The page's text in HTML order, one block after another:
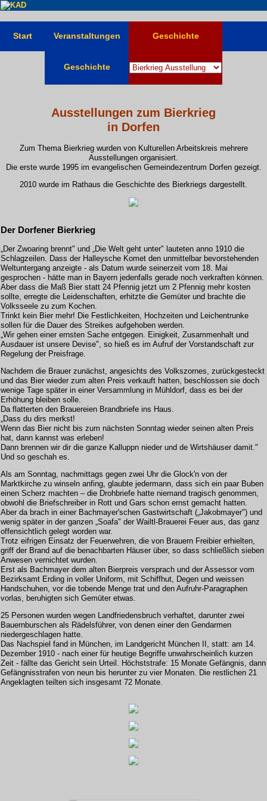
Start Veranstaltungen Geschichte
Geschichte
Ausstellungen zum Bierkrieg
in Dorfen
Zum Thema Bierkrieg wurden von Kulturellen Arbeitskreis mehrere
Ausstellungen organisiert.
Die erste wurde 1995 im evangelischen Gemeindezentrum Dorfen gezeigt.
2010 wurde im Rathaus die Geschichte des Bierkriegs dargestellt.
Der Dorfener Bierkrieg
„Der Zwoaring brennt" und „Die Welt geht unter" lauteten anno 1910 die
Schlagzeilen. Dass der Halleysche Komet den unmittelbar bevorstehenden
Weltuntergang anzeigte - als Datum wurde seinerzeit vom 18. Mai
gesprochen - hätte man in Bayern jedenfalls gerade noch verkraften können.
Aber dass die Maß Bier statt 24 Pfennig jetzt um 2 Pfennig mehr kosten
sollte, erregte die Leidenschaften, erhitzte die Gemüter und brachte die
Volksseele zu zum Kochen.
Trinkt kein Bier mehr! Die Festlichkeiten, Hochzeiten und Leichentrunke
sollen für die Dauer des Streikes aufgehoben werden.
„Wir gehen einer ernsten Sache entgegen. Einigkeit, Zusammenhalt und
Ausdauer ist unsere Devise", so hieß es im Aufruf der Vorstandschaft zur
Regelung der Preisfrage.
Nachdem die Brauer zunächst, angesichts des Volkszornes, zurückgesteckt
und das Bier wieder zum alten Preis verkauft hatten, beschlossen sie doch
wenige Tage später in einer Versammlung in Mühldorf, dass es bei der
Erhöhung bleiben solle.
Da flatterten den Brauereien Brandbriefe ins Haus.
„Dass du dirs merkst!
Wenn das Bier nicht bis zum nächsten Sonntag wieder seinen alten Preis
hat, dann kannst was erleben!
Dann brennen wir dir die ganze Kalluppn nieder und de Wirtshäuser damit."
Und so geschah es.
Als am Sonntag, nachmittags gegen zwei Uhr die Glock'n von der
Marktkirche zu winseln anfing, glaubte jedermann, dass sich ein paar Buben
einen Scherz machten – die Drohbriefe hatte niemand tragisch genommen,
obwohl die Briefschreiber in Rott und Gars schon ernst gemacht hatten.
Aber da brach in einer Bachmayer'schen Gastwirtschaft („Jakobmayer") und
wenig später in der ganzen „Soafa" der Wailtl-Brauerei Feuer aus, das ganz
offensichtlich gelegt worden war.
Trotz eifrigen Einsatz der Feuerwehren, die von Brauern Freibier erhielten,
griff der Brand auf die benachbarten Häuser über, so dass schließlich sieben
Anwesen vernichtet wurden.
Erst als Bachmayer dem alten Bierpreis versprach und der Assessor vom
Bezirksamt Erding in voller Uniform, mit Schiffhut, Degen und weissen
Handschuhen, vor die tobende Menge trat und den Aufruhr-Paragraphen
vorlas, beruhigten sich Gemüter etwas.
25 Personen wurden wegen Landfriedensbruch verhaftet, darunter zwei
Bauernburschen als Rädelsführer, von denen einer den Gendarmen
niedergeschlagen hatte.
Das Nachspiel fand in München, im Landgericht München II, statt: am 14.
Dezember 1910 - nach einer für heutige Begriffe unwahrscheinlich kurzen
Zeit - fällte das Gericht sein Urteil. Höchststrafe: 15 Monate Gefängnis, dann
Gefängnisstrafen von neun bis herunter zu vier Monaten. Die restlichen 21
Angeklagten teilten sich insgesamt 72 Monate.